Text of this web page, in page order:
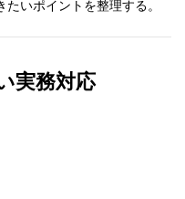
いポイントを整理する。
実務対応